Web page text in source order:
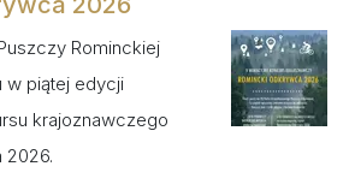
Rominckiej
w piątej edycji
krajoznawczego
2026.